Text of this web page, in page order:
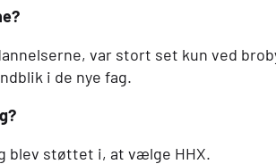
var stort set kun ved
i de nye fag.
blev støttet i, at vælge HHX.